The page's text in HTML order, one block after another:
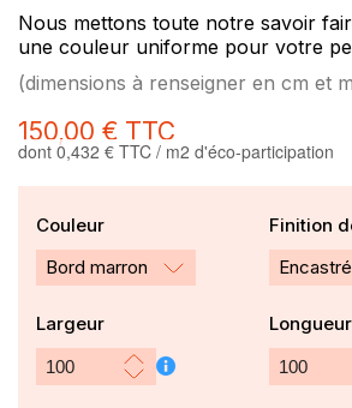
Nous mettons toute notre savoir
une couleur uniforme pour votre
(dimensions à renseigner en cm et
150,00 € TTC
dont 0,432 € TTC / m2 d'éco-participation
Couleur
Bord marron
Finition
Largeur Longueur